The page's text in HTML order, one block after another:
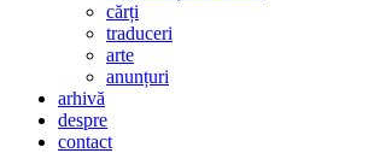
cărți
traduceri
arte
anunțuri
arhivă
despre
contact